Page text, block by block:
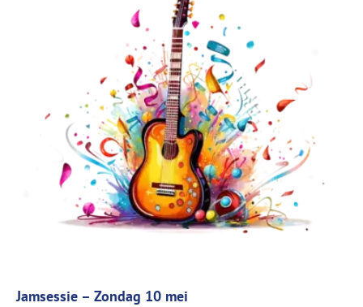
Jamsessie – Zondag 10 mei